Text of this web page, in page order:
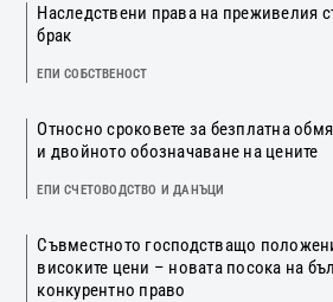
Наследствени права на преживелия
брак
ЕПИ СОБСТВЕНОСТ
Относно сроковете за безплатна
и двойното обозначаване на цените
ЕПИ СЧЕТОВОДСТВО И ДАНЪЦИ
Съвместното господстващо
високите цени – новата посока на
конкурентно право